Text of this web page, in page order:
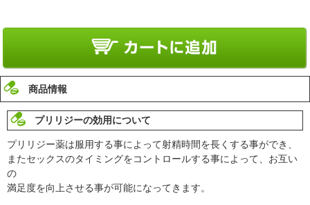
商品情報
プリリジーの効用について
プリリジー薬は服用する事によって射精時間を長くする事ができ、
またセックスのタイミングをコントロールする事によって、お互い
の
満足度を向上させる事が可能になってきます。